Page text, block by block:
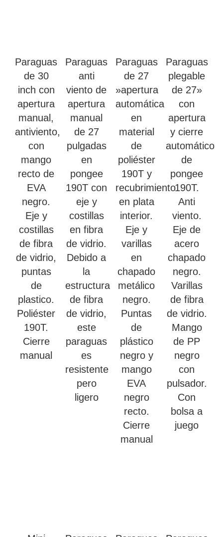
Paraguas
de 30
inch con
apertura
manual,
antiviento,
con
mango
recto de
EVA
negro.
Eje y
costillas
de fibra
de vidrio,
puntas
de
plastico.
Poliéster
190T.
Cierre
manual
Paraguas
anti
viento de
apertura
manual
de 27
pulgadas
en
pongee
190T con
eje y
costillas
en fibra
de vidrio.
Debido a
la
estructura
de fibra
de vidrio,
este
paraguas
es
resistente
pero
ligero
Paraguas
de 27
»apertura
automática
en
material
de
poliéster
190T y
recubrimiento
en plata
interior.
Eje y
varillas
en
chapado
metálico
negro.
Puntas
de
plástico
negro y
mango
EVA
negro
recto.
Cierre
manual
Paraguas
plegable
de 27»
con
apertura
y cierre
automático
de
pongee
190T.
Anti
viento.
Eje de
acero
chapado
negro.
Varillas
de fibra
de vidrio.
Mango
de PP
negro
con
pulsador.
Con
bolsa a
juego